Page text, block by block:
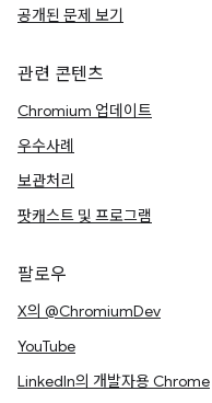
공개된 문제 보기
관련 콘텐츠
Chromium 업데이트
우수사례
보관처리
팟캐스트 및 프로그램
팔로우
X의 @ChromiumDev
YouTube
LinkedIn의 개발자용 Chrome